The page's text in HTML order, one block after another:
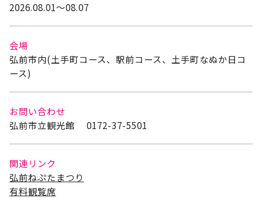
2026.08.01～08.07
会場
弘前市内(土手町コース、駅前コース、土手町なぬか日コ
ース)
お問い合わせ
弘前市立観光館 0172-37-5501
関連リンク
弘前ねぷたまつり
有料観覧席